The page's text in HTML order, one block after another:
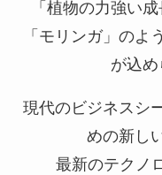
「植物の力強い
「モリンガ」のよ
が込め
現代のビジネスシ
めの新し
最新のテクノ